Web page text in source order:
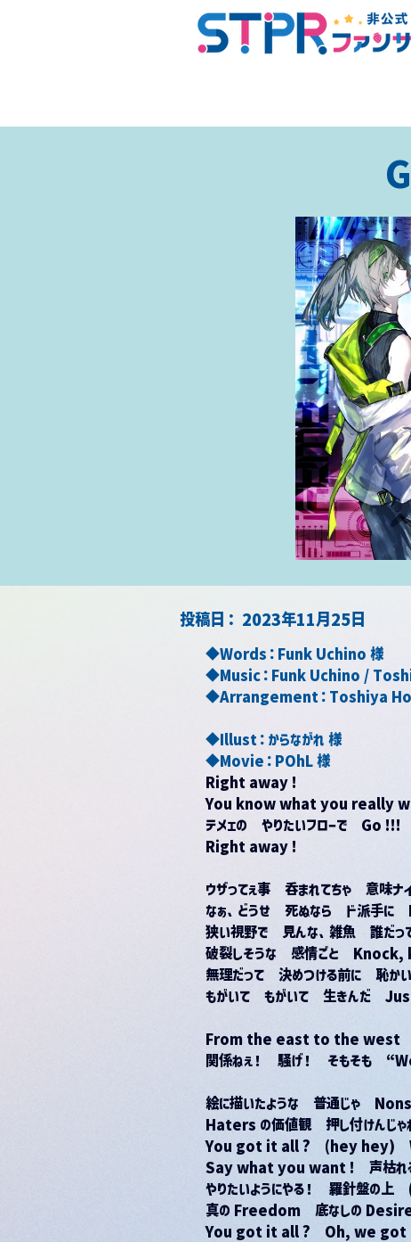
2023年11月25日
​投稿日：
◆Words：Funk Uchino 様
◆Music：Funk Uchino /
◆Arrangement：Toshiya
◆Illust：からながれ 様
◆Movie：POhL 様
Right away !
You know what you really
テメェの　やりたいフローで　Go !!!
Right away !
ウザってぇ事　呑まれてちゃ
なぁ、どうせ　死ぬなら　ド派
狭い視野で　見んな、雑魚　誰だっ
破裂しそうな　感情ごと　
無理だって　決めつける前に　恥か
もがいて　もがいて　生きんだ
From the east to the west　
関係ねぇ！　騒げ！　そもそ
絵に描いたような　普通じゃ　
Haters の価値観　押し付けんじゃ
You got it all ?　(hey hey)
Say what you want !　声枯れ
やりたいようにやる！　羅針盤
真の Freedom　底なしの
You got it all ?　Oh, we